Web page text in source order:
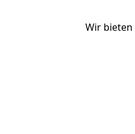
Wir bieten